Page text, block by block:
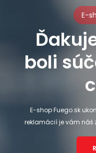
E-
boli
E-shop Fuego.sk
reklamácií je vám náš